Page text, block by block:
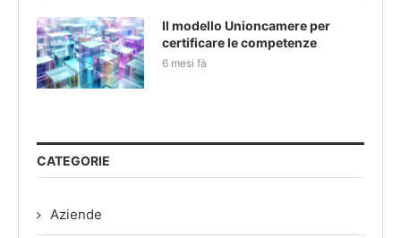
Il modello Unioncamere per
certificare le competenze
6 mesi fà
CATEGORIE
Aziende